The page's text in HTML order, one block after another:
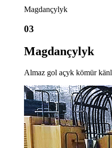
Magdançylyk
03
Magdançylyk
Almaz gol açyk kömür